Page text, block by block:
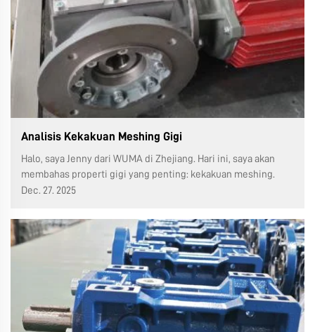
Analisis Kekakuan Meshing Gigi
Halo, saya Jenny dari WUMA di Zhejiang. Hari ini, saya akan
membahas properti gigi yang penting: kekakuan meshing.
Tinggi poros gigi (juga dikenal sebagai tinggi kontak atau
Dec. 27. 2025